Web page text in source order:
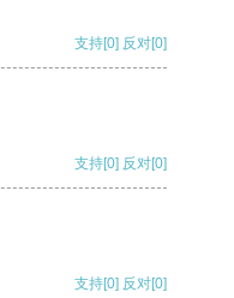
支持[0] 反对[0]
支持[0] 反对[0]
支持[0] 反对[0]